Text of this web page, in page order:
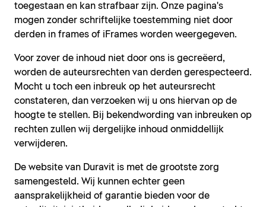
toegestaan en kan strafbaar zijn. Onze pagina's
mogen zonder schriftelijke toestemming niet door
derden in frames of iFrames worden weergegeven.
Voor zover de inhoud niet door ons is gecreëerd,
worden de auteursrechten van derden gerespecteerd.
Mocht u toch een inbreuk op het auteursrecht
constateren, dan verzoeken wij u ons hiervan op de
hoogte te stellen. Bij bekendwording van inbreuken op
rechten zullen wij dergelijke inhoud onmiddellijk
verwijderen.
De website van Duravit is met de grootste zorg
samengesteld. Wij kunnen echter geen
aansprakelijkheid of garantie bieden voor de